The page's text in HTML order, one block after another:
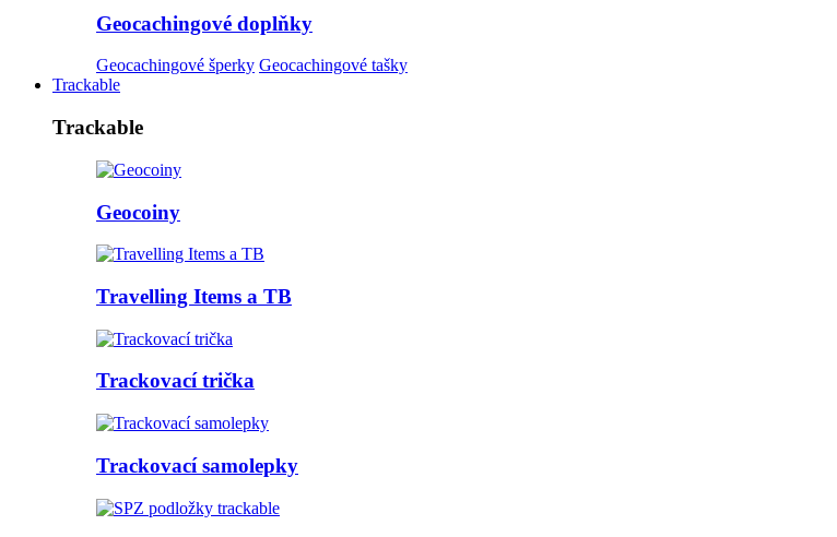
Geocachingové doplňky
Geocachingové šperky Geocachingové tašky
Trackable
Trackable
Geocoiny
Travelling Items a TB
Trackovací trička
Trackovací samolepky